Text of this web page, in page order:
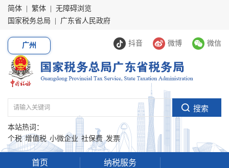
简体 繁体
无障碍浏览
国家税务总局
广东省人民政府
抖音 微博 微信
广州
本站热词：
个税 增值税 小微企业 社保费 发票
首页 纳税服务